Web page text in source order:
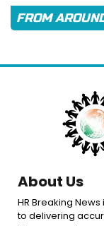
FROM
About Us
HR Breaking
to delivering